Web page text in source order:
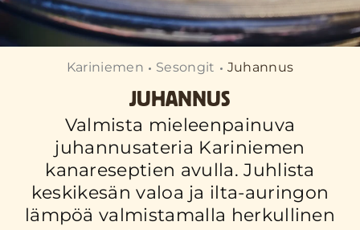
Kariniemen Sesongit Juhannus
JUHANNUS
Valmista mieleenpainuva
juhannusateria Kariniemen
kanareseptien avulla. Juhlista
keskikesän valoa ja ilta-auringon
lämpöä valmistamalla herkullinen